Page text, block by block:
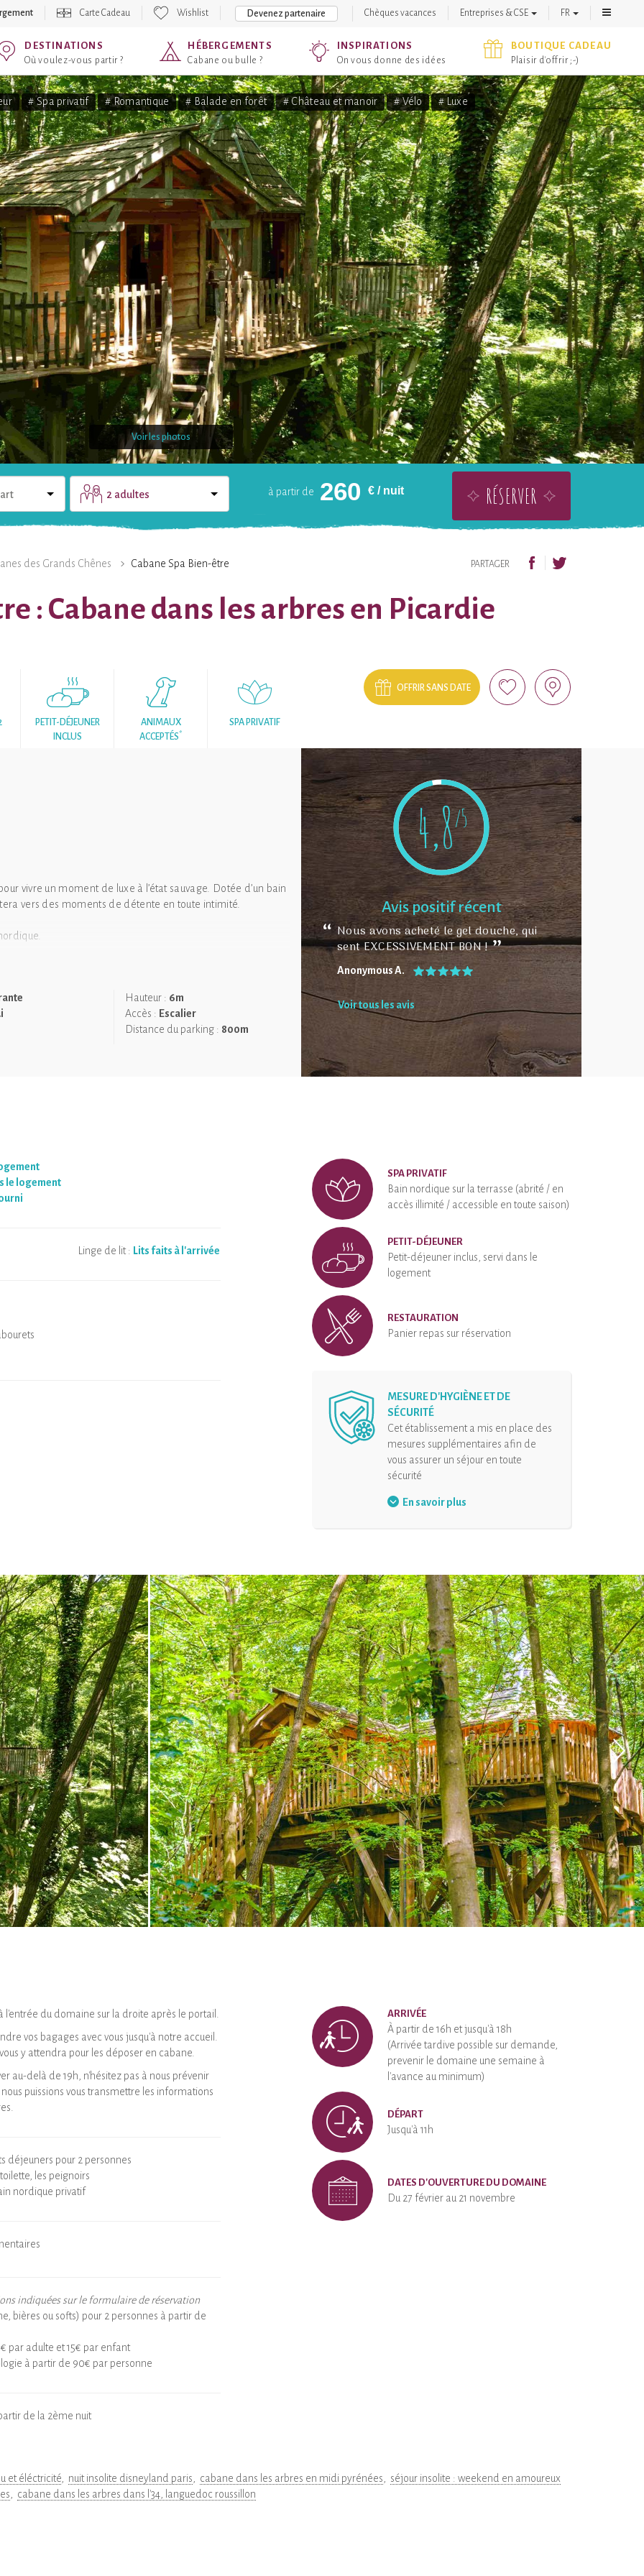
Carte Cadeau Wishlist Devenez partenaire Chèques vacances Entreprises & CSE FR
DESTINATIONS
Où voulez-vous partir ?
HÉBERGEMENTS
Cabane ou bulle ?
INSPIRATIONS
On vous donne des idées
BOUTIQUE CADEAU
Plaisir d'offrir ;-)
# Spa privatif # Romantique # Balade en forêt # Château et manoir # Vélo # Luxe
Voir les photos
à partir de 260 €/ nuit
2 adultes RÉSERVER
des Grands Chênes Cabane Spa Bien-être PARTAGER
: Cabane dans les arbres en Picardie
PETIT-DÉJEUNER
INCLUS
ANIMAUX
ACCEPTÉS*
SPA PRIVATIF
OFFRIR SANS DATE
vivre un moment de luxe à l’état sauvage. Dotée d’un bain
vers des moments de détente en toute intimité.
Hauteur : 6m
Accès : Escalier
Distance du parking : 800m
4,8/5
Avis positif récent
Nous avons acheté le gel douche, qui
sent EXCESSIVEMENT BON !
Anonymous A.
Voir tous les avis
le logement
Linge de lit : Lits faits à l'arrivée
SPA PRIVATIF
Bain nordique sur la terrasse (abrité / en
accès illimité / accessible en toute saison)
PETIT-DÉJEUNER
Petit-déjeuner inclus, servi dans le
logement
RESTAURATION
Panier repas sur réservation
MESURE D'HYGIÈNE ET DE
SÉCURITÉ
Cet établissement a mis en place des
mesures supplémentaires afin de
vous assurer un séjour en toute
sécurité
Organisation des arrivées
En savoir plus
l'entrée du domaine sur la droite après le portail.
vos bagages avec vous jusqu'à notre accueil.
y attendra pour les déposer en cabane.
au-delà de 19h, n'hésitez pas à nous prévenir
puissions vous transmettre les informations
déjeuners pour 2 personnes
les peignoirs
nordique privatif
indiquées sur le formulaire de réservation
bières ou softs) pour 2 personnes à partir de
par adulte et 15€ par enfant
à partir de 90€ par personne
de la 2ème nuit
ARRIVÉE
À partir de 16h et jusqu'à 18h
(Arrivée tardive possible sur demande,
prevenir le domaine une semaine à
l'avance au minimum)
DÉPART
Jusqu'à 11h
DATES D'OUVERTURE DU DOMAINE
Du 27 février au 21 novembre
et éléctricité nuit insolite disneyland paris cabane dans les arbres en midi pyrénées
séjour insolite : weekend en amoureux
cabane dans les arbres dans l'34, languedoc roussillon